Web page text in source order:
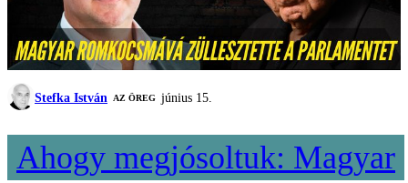
Stefka István AZ ÖREG június 15.
Ahogy megjósoltuk: Magyar